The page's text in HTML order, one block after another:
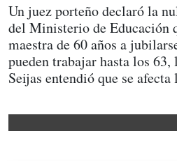
Un juez porteño declaró la
del Ministerio de Educación
maestra de 60 años a
pueden trabajar hasta los
Seijas entendió que se